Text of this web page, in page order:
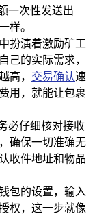
一次性发送出
样。
扮演着激励矿工
己的实际需求，
高， 交易确认速
用，就能让包裹
必仔细核对接收
确保一切准确无
收件地址和物品
包的设置，输入
权，这一步就像